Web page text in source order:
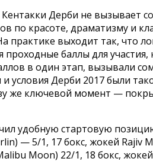
Дерби не
красоте, драматизму и
выходит так, что
баллы для
в один этап, вызывали
условия Дерби 2017 были
же ключевой момент —
удобную стартовую
— 5/1, 17 бокс, жокей Rajiv
Moon) 22/1, 18 бокс,